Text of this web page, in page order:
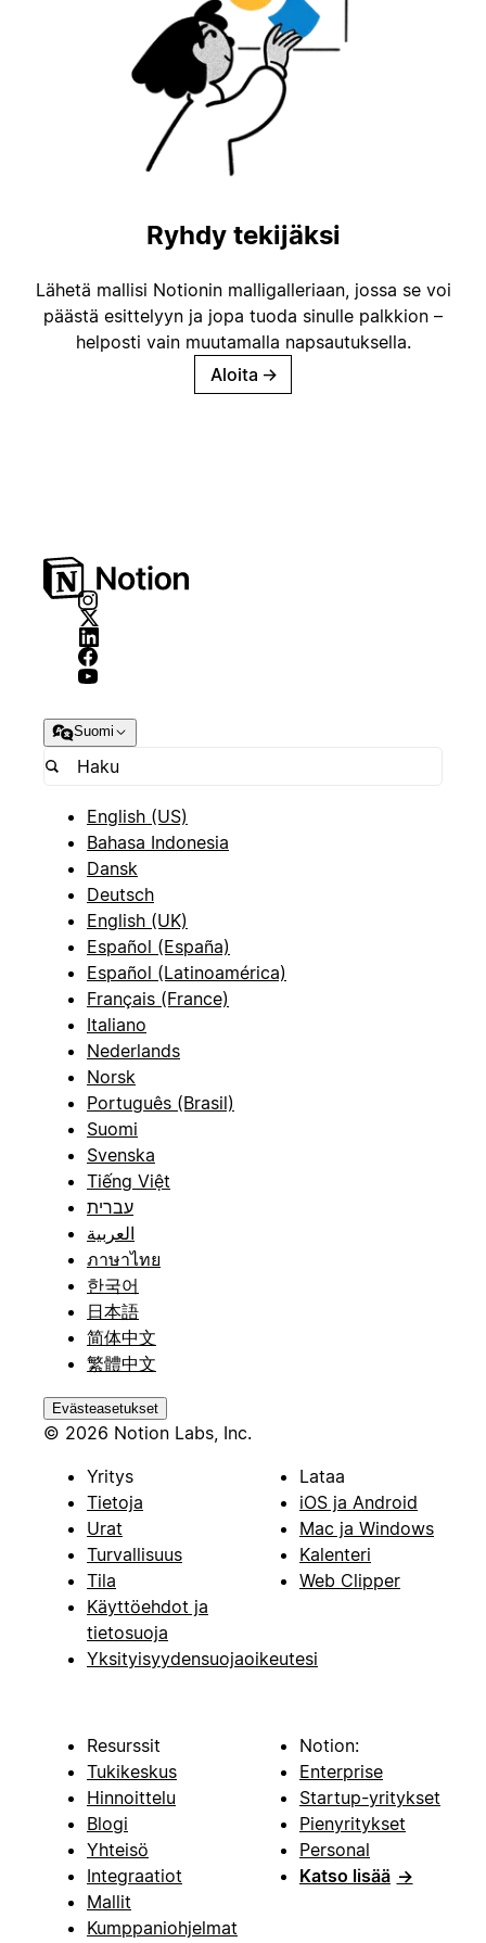
Ryhdy tekijäksi
Lähetä mallisi Notionin malligalleriaan, jossa se voi
päästä esittelyyn ja jopa tuoda sinulle palkkion –
helposti vain muutamalla napsautuksella.
Aloita →
Suomi
English (US)
Bahasa Indonesia
Dansk
Deutsch
English (UK)
Español (España)
Español (Latinoamérica)
Français (France)
Italiano
Nederlands
Norsk
Português (Brasil)
Suomi
Svenska
Tiếng Việt
עברית
العربية
ภาษาไทย
한국어
日本語
简体中文
繁體中文
Evästeasetukset
© 2026 Notion Labs, Inc.
Yritys
Tietoja
Urat
Turvallisuus
Tila
Käyttöehdot ja
tietosuoja
Yksityisyydensuojaoikeutesi
Lataa
iOS ja Android
Mac ja Windows
Kalenteri
Web Clipper
Resurssit
Tukikeskus
Hinnoittelu
Blogi
Yhteisö
Integraatiot
Mallit
Kumppaniohjelmat
Notion:
Enterprise
Startup-yritykset
Pienyritykset
Personal
Katso lisää →